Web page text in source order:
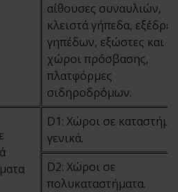
αίθουσες συναυλιών,
κλειστά γήπεδα, εξέδρες
γηπέδων, εξώστες και
χώροι πρόσβασης,
πλατφόρμες
σιδηροδρόμων.
D1: Χώροι σε
γενικά.
D2: Χώροι σε
πολυκαταστήματα.